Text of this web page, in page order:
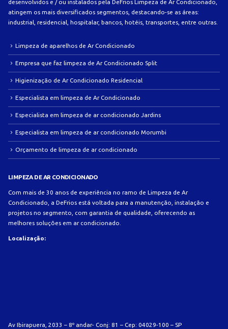
desenvolvidos e / ou instalados pela DeFrios Limpeza de Ar Condicionado,
atingem os mais diversificados segmentos, destacando-se as áreas:
industrial, residencial, hospitalar, bancos, hotéis, transportes, entre outras.
Limpeza de aparelhos de Ar Condicionado
Empresa que faz limpeza de Ar Condicionado Split
Higienização de Ar Condicionado Residencial
Especialista em limpeza de Ar Condicionado
Especialista em limpeza de ar condicionado Jardins
Especialista em limpeza de ar condicionado Morumbi
Orçamento de limpeza de ar condicionado
LIMPEZA DE AR CONDICIONADO
Com mais de 30 anos de experiência no ramo de Limpeza de Ar
Condicionado, a DeFrios está voltada para a manutenção, instalação e
projetos no segmento, com garantia de qualidade, oferecendo as
melhores soluções em ar condicionado.
Localização:
Av Ibirapuera, 2033 – 8º andar- Conj: 81 – Cep: 04029-100 – SP